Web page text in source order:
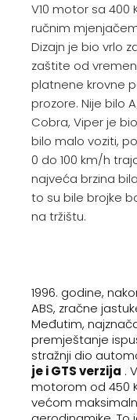
V10 motor sa 400
ručnim
Dizajn je bio vrlo
zaštite od
platnene krovne
prozore. Nije bilo
Cobra, Viper je
bilo malo voziti,
0 do 100 km/h
najveća brzina
to su bile brojke
na tržištu.
1996. godine,
ABS, zračne
Međutim,
premještanje
stražnji dio
je i GTS verzija .
motorom od 450
većom